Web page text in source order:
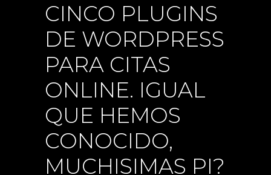
CINCO PLUGINS
DE WORDPRESS
PARA CITAS
ONLINE. IGUAL
QUE HEMOS
CONOCIDO,
MUCHISIMAS PI?